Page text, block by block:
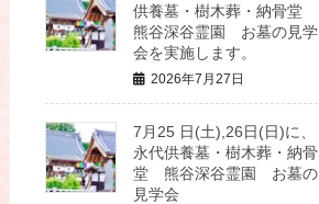
供養墓・樹木葬・納骨堂
熊谷深谷霊園 お墓の見学
会を実施します。
2026年7月27日
7月25 日(土),26日(日)に、
永代供養墓・樹木葬・納骨
堂 熊谷深谷霊園 お墓の
見学会